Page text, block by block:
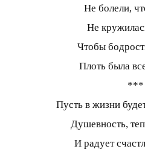
Не болели,
Не
Чтобы
Плоть была
***
Пусть в жизни
Душевность,
И радует